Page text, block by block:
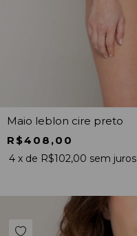
Maio leblon cire preto
R$408,00
4 x de R$102,00 sem juros